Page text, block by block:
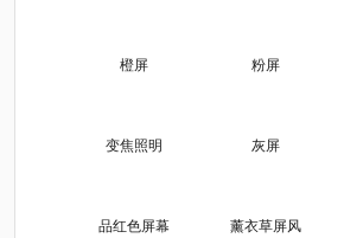
橙屏 粉屏
变焦照明 灰屏
品红色屏幕 薰衣草屏风